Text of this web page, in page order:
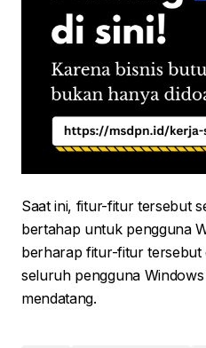
Saat ini, fitur-fitur tersebut
bertahap untuk pengguna
berharap fitur-fitur tersebut
seluruh pengguna
mendatang.